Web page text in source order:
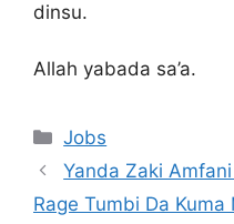
dinsu.
Allah yabada sa’a.
Categories
Jobs
Yanda Zaki
Rage Tumbi Da